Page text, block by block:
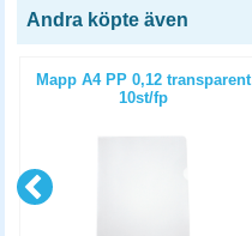
Andra köpte även
Mapp A4 PP 0,12 transparent
10st/fp